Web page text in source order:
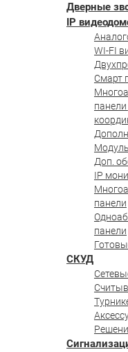
Дверные
IP
WI-FI
Смарт
Доп.
IP
панели
панели
СКУД